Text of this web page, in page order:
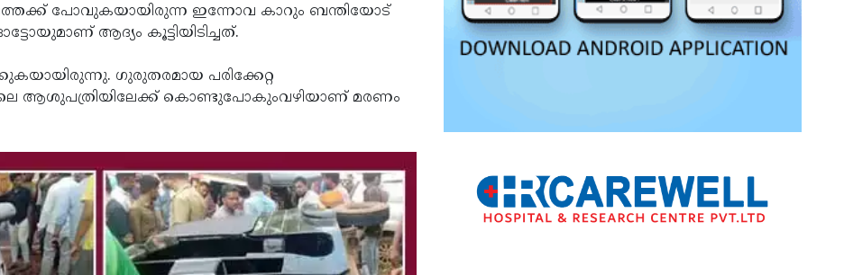
പോവുകയായിരുന്ന ഇന്നോവ കാറും ബന്തിയോട്
ആദ്യം കൂട്ടിയിടിച്ചത്.
ഗുരുതരമായ പരിക്കേറ്റ
ആശുപത്രിയിലേക്ക് കൊണ്ടുപോകുംവഴിയാണ് മരണം